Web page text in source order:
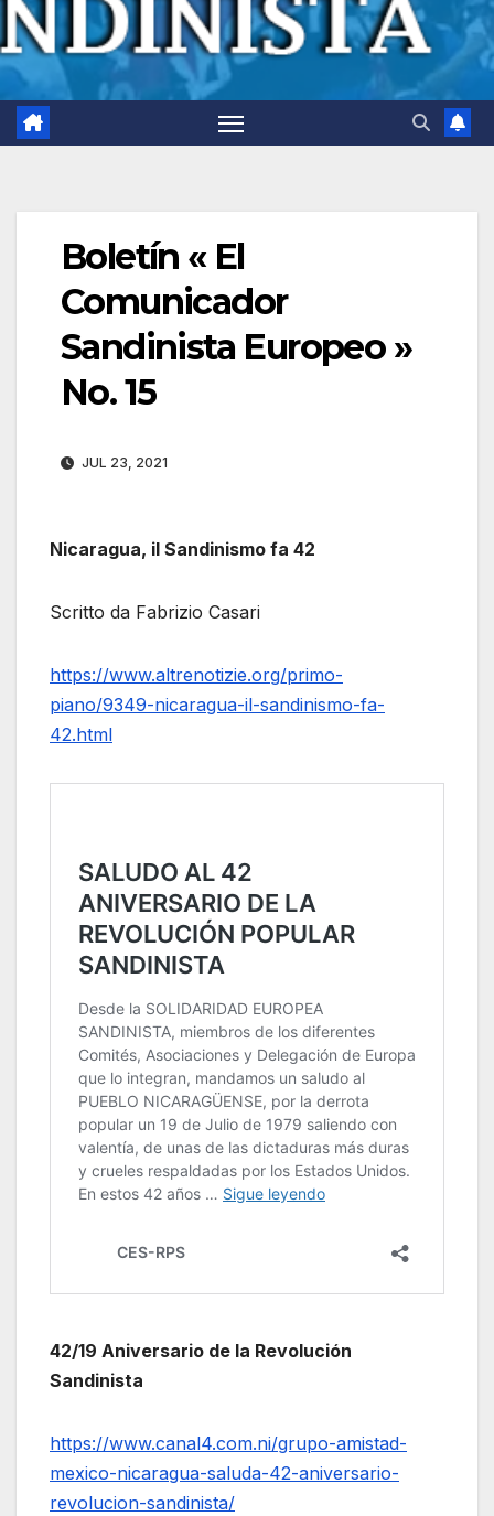
Boletín « El
Comunicador
Sandinista Europeo »
No. 15
JUL 23, 2021
Nicaragua, il Sandinismo fa 42
Scritto da Fabrizio Casari
https://www.altrenotizie.org/primo-
piano/9349-nicaragua-il-sandinismo-fa-
42.html
42/19 Aniversario de la Revolución
Sandinista
https://www.canal4.com.ni/grupo-amistad-
mexico-nicaragua-saluda-42-aniversario-
revolucion-sandinista/